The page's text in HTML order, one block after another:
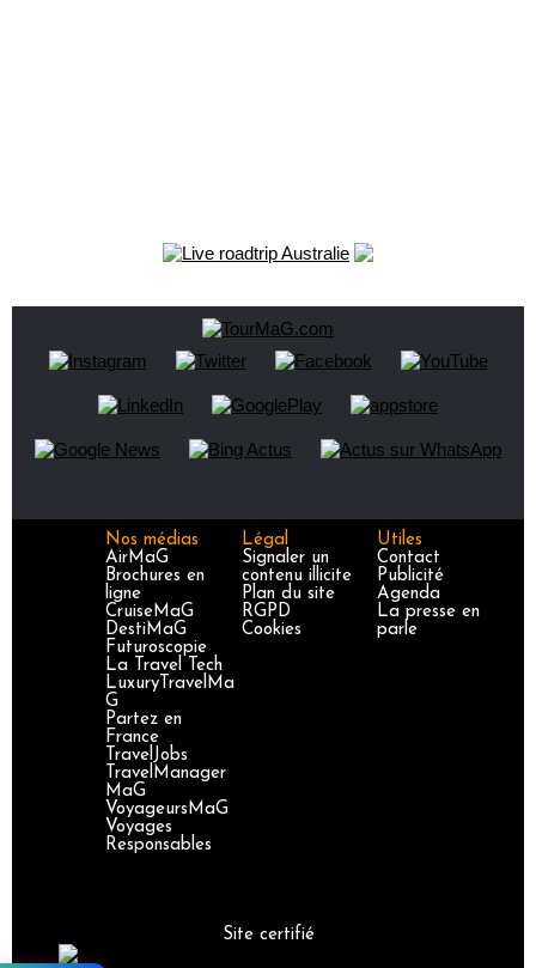
Nos médias
AirMaG
Brochures en
ligne
CruiseMaG
DestiMaG
Futuroscopie
La Travel Tech
LuxuryTravelMa
G
Partez en
France
TravelJobs
TravelManager
MaG
VoyageursMaG
Voyages
Responsables
Légal
Signaler un
contenu illicite
Plan du site
RGPD
Cookies
Utiles
Contact
Publicité
Agenda
La presse en
parle
Site certifié